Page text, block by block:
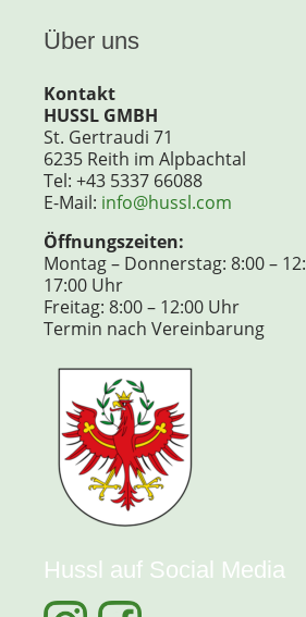
Über uns
Kontakt
HUSSL GMBH
St. Gertraudi 71
6235 Reith im Alpbachtal
Tel: +43 5337 66088
E-Mail: info@hussl.com
Öffnungszeiten:
Montag – Donnerstag: 8:00 –
17:00 Uhr
Freitag: 8:00 – 12:00 Uhr
Termin nach Vereinbarung
Hussl auf Social Media